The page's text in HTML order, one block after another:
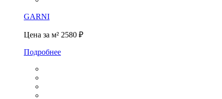
GARNI
Цена за м² 2580 ₽
Подробнее